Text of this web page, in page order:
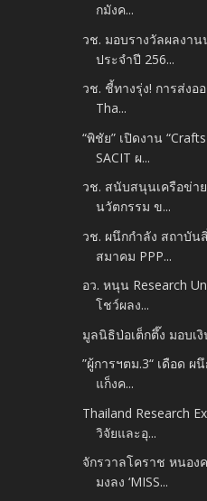
กมังค...
วช. มอบรางวัลผลงา
ประจำปี 256...
วช. ชี้ทางรุ่ง! การส่งอ
Tha...
“พิชัย” เปิดงาน
SACIT ผ...
วช. สนับสนุนเครือข่า
นวัตกรรม ข...
วช. ผนึกกำลัง สถาบัน
สมาคม PPP...
อว. หนุน Research
โชว์ผลง...
มูลนิธิป่อเต็กตึ๊ง มอบเ
”ผู้การฯตม.3“ เดือด
แก็งค...
Thailand Research
วิจัยและอุ...
จักรวาลโคราช หนอง
มงลง ‘MISS...